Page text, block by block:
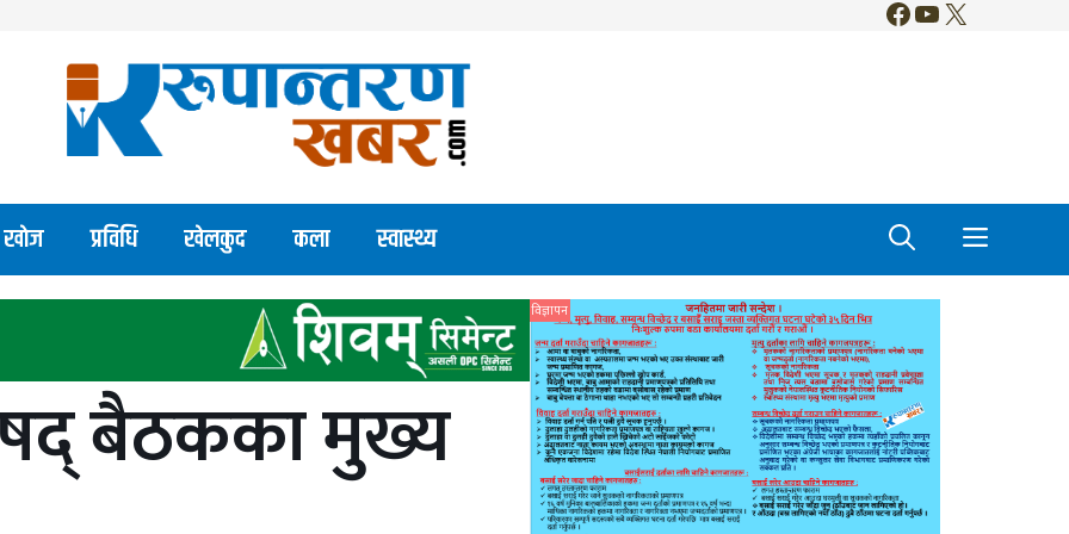
Facebook
YouTube
X
खाेज प्रविधि खेलकुद कला स्वास्थ्य
बैठकका मुख्य
विज्ञापन